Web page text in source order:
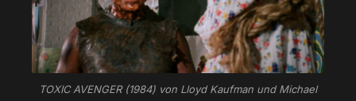
TOXIC AVENGER (1984) von Lloyd Kaufman und Michael